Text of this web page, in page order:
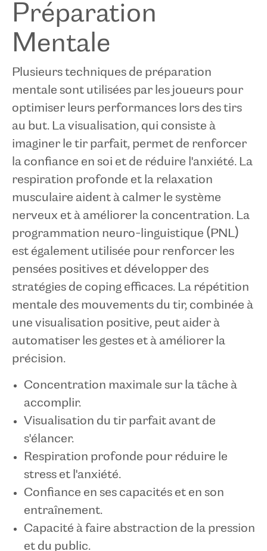
Préparation
Mentale
Plusieurs techniques de préparation
mentale sont utilisées par les joueurs pour
optimiser leurs performances lors des tirs
au but. La visualisation, qui consiste à
imaginer le tir parfait, permet de renforcer
la confiance en soi et de réduire l'anxiété. La
respiration profonde et la relaxation
musculaire aident à calmer le système
nerveux et à améliorer la concentration. La
programmation neuro-linguistique (PNL)
est également utilisée pour renforcer les
pensées positives et développer des
stratégies de coping efficaces. La répétition
mentale des mouvements du tir, combinée à
une visualisation positive, peut aider à
automatiser les gestes et à améliorer la
précision.
Concentration maximale sur la tâche à
accomplir.
Visualisation du tir parfait avant de
s'élancer.
Respiration profonde pour réduire le
stress et l'anxiété.
Confiance en ses capacités et en son
entraînement.
Capacité à faire abstraction de la pression
et du public.